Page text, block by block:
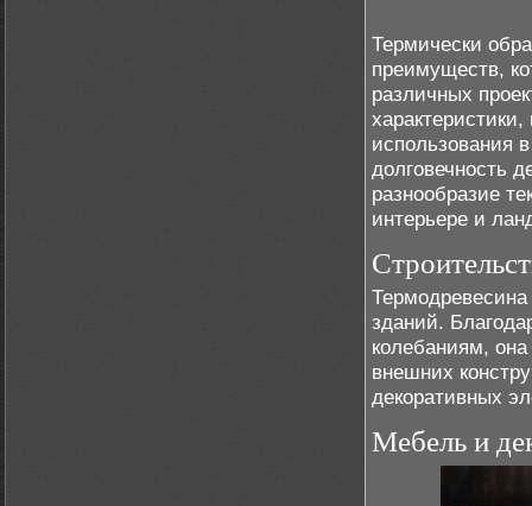
Термически
преимуществ,
различных
использования
долговечность
разнообразие
интерьере и
Термодревесина
зданий.
колебаниям,
внешних
декоративных
Мебель и